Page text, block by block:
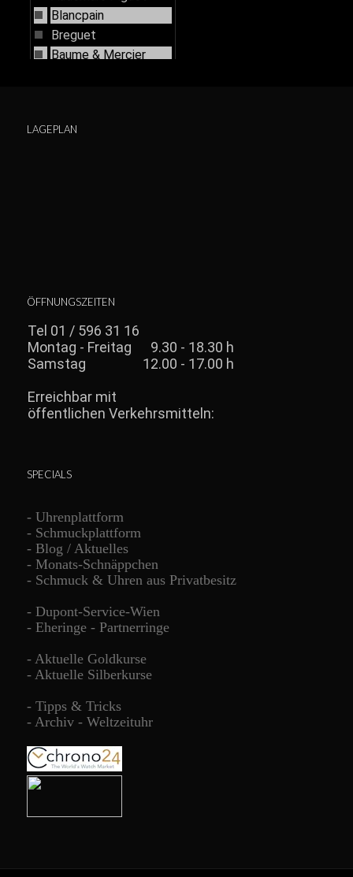
LAGEPLAN
ÖFFNUNGSZEITEN
SPECIALS
- Uhrenplattform
- Schmuckplattform
- Blog / Aktuelles
- Monats-Schnäppchen
- Schmuck & Uhren aus Privatbesitz
- Dupont-Service-Wien
- Eheringe - Partnerringe
- Aktuelle Goldkurse
- Aktuelle Silberkurse
- Tipps & Tricks
- Archiv - Weltzeituhr